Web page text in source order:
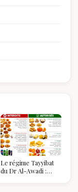
Le régime Tayyibat
du Dr Al-Awadi :